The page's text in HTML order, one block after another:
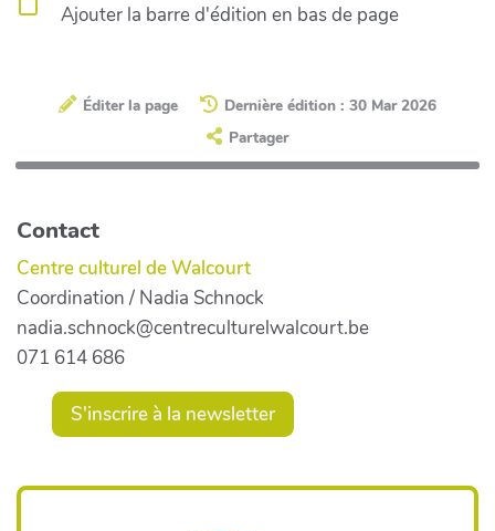
Ajouter la barre d'édition en bas de page
Éditer la page
Dernière édition : 30 Mar 2026
Partager
Contact
Centre culturel de Walcourt
Coordination / Nadia Schnock
nadia.schnock@centreculturelwalcourt.be
071 614 686
S'inscrire à la newsletter